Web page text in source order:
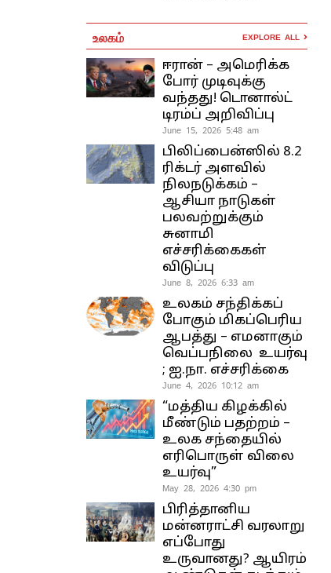
உலகம் EXPLORE ALL
ஈரான் – அமெரிக்க
போர் முடிவுக்கு
வந்தது! டொனால்ட்
டிரம்ப் அறிவிப்பு
June 15, 2026 5:48 am
பிலிப்பைன்ஸில் 8.2
ரிக்டர் அளவில்
நிலநடுக்கம் –
ஆசியா நாடுகள்
பலவற்றுக்கும்
சுனாமி
எச்சரிக்கைகள்
விடுப்பு
June 8, 2026 6:33 am
உலகம் சந்திக்கப்
போகும் மிகப்பெரிய
ஆபத்து – எமனாகும்
வெப்பநிலை உயர்வு
; ஐ.நா. எச்சரிக்கை
June 4, 2026 10:12 am
“மத்திய கிழக்கில்
மீண்டும் பதற்றம் –
உலக சந்தையில்
எரிபொருள் விலை
உயர்வு”
May 28, 2026 4:30 pm
பிரித்தானிய
மன்னராட்சி வரலாறு
எப்போது
உருவானது? ஆயிரம்